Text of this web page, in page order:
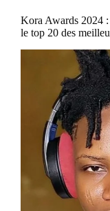
Kora Awards 2024 :
le top 20 des